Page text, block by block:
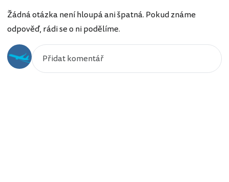
Žádná otázka není hloupá ani špatná. Pokud známe
odpověď, rádi se o ni podělíme.